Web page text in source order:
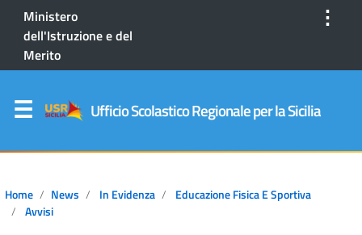
Ministero
dell'Istruzione e del
Merito
⋮
Ufficio Scolastico Regionale per la Sicilia
Home News In Evidenza
Educazione Fisica E Sportiva
Avvisi